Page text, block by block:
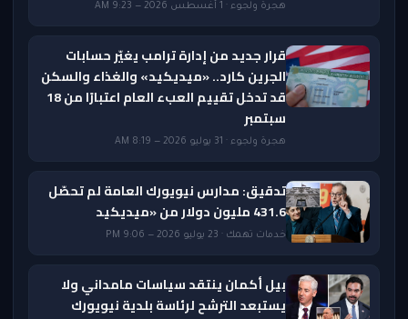
هجرة ولجوء · 1 أغسطس 2026 — 9:23 AM
قرار جديد من إدارة ترامب يغيّر حسابات
الجرين كارد.. «ميديكيد» والغذاء والسكن
قد تدخل تقييم العبء العام اعتبارًا من 18
سبتمبر
هجرة ولجوء · 31 يوليو 2026 — 8:19 AM
تدقيق: مدارس نيويورك العامة لم تحصّل
431.6 مليون دولار من «ميديكيد
خدمات تهمك · 23 يوليو 2026 — 9:06 PM
بيل أكمان ينتقد سياسات مامداني ولا
يستبعد الترشح لرئاسة بلدية نيويورك